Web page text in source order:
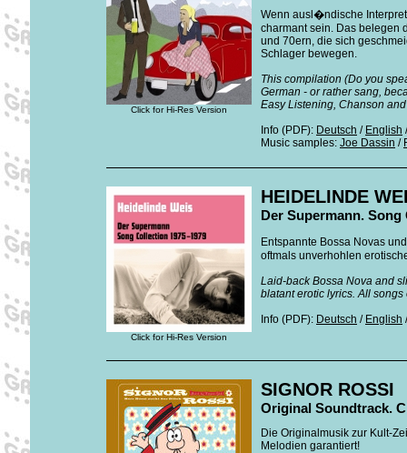
Click for Hi-Res Version
Wenn ausl�ndische
charmant sein. Das belegen
und 70ern, die sich
Schlager bewegen.
This compilation (Do you
German - or rather sang,
Easy Listening, Chanson
Info (PDF): Deutsch / English
Music samples: Joe Dassin /
Click for Hi-Res Version
HEIDELINDE
Der Supermann. Song
Entspannte Bossa Novas
oftmals unverhohlen
Laid-back Bossa Nova and
blatant erotic lyrics. All songs
Info (PDF): Deutsch / English
SIGNOR ROSSI
Original Soundtrack.
Die Originalmusik zur Kult-
Melodien garantiert!